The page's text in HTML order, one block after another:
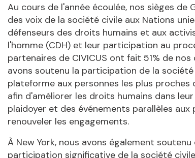
Au cours de l'année écoulée, nos sièges
des voix de la société civile aux Nations
défenseurs des droits humains et aux
l'homme (CDH) et leur participation au
partenaires de CIVICUS ont fait 51% de
avons soutenu la participation de la
plateforme aux personnes les plus
afin d'améliorer les droits humains dans
plaidoyer et des événements parallèles
renouveler les engagements.
À New York, nous avons également
participation significative de la société